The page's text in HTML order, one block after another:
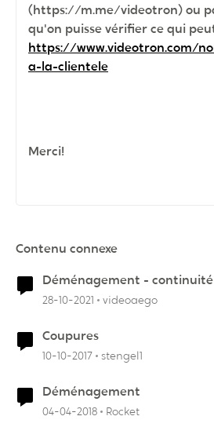
(https://m.me/videotron) ou
qu'on puisse vérifier ce qui
https://www.videotron.com/
a-la-clientele
Merci!
Contenu connexe
Déménagement - continuité
28-10-2021 videoaego
Coupures
10-10-2017 stengel1
Déménagement
04-04-2018 Rocket